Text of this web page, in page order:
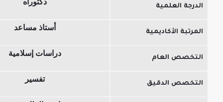
العلمية
الأكاديمية
العام
دراسات إسلامية
الدقيق